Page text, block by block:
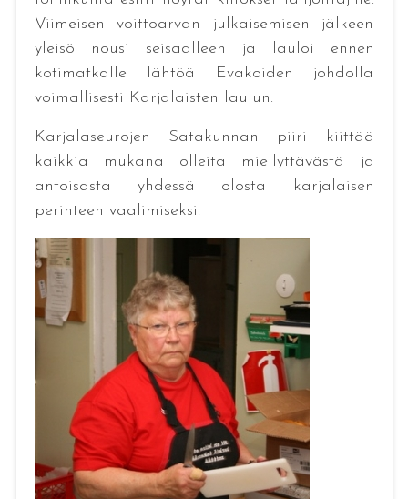
Viimeisen voittoarvan julkaisemisen jälkeen
yleisö nousi seisaalleen ja lauloi ennen
kotimatkalle lähtöä Evakoiden johdolla
voimallisesti Karjalaisten laulun.
Karjalaseurojen Satakunnan piiri kiittää
kaikkia mukana olleita miellyttävästä ja
antoisasta yhdessä olosta karjalaisen
perinteen vaalimiseksi.